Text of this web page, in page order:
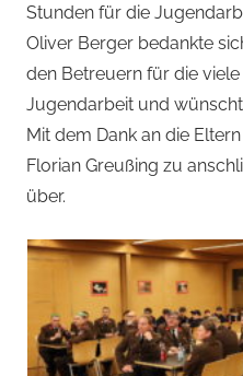
Stunden für die
Oliver Berger bedankte
den Betreuern für die
Jugendarbeit und
Mit dem Dank an die
Florian Greußing zu
über.